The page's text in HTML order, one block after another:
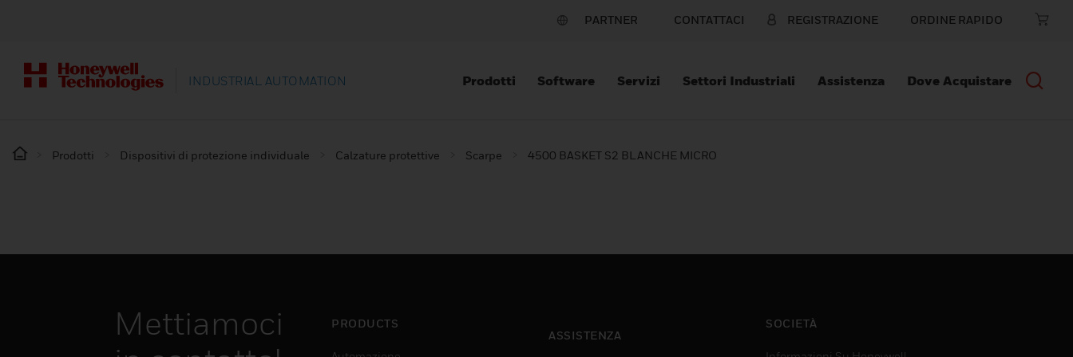
PARTNER CONTATTACI REGISTRAZIONE ORDINE RAPIDO
INDUSTRIAL AUTOMATION Prodotti Software Servizi Settori Industriali Assistenza Dove Acquistare
Prodotti Dispositivi di protezione individuale Calzature protettive Scarpe 4500 BASKET S2 BLANCHE MICRO
Mettiamoci
PRODUCTS
ASSISTENZA
SOCIETÀ